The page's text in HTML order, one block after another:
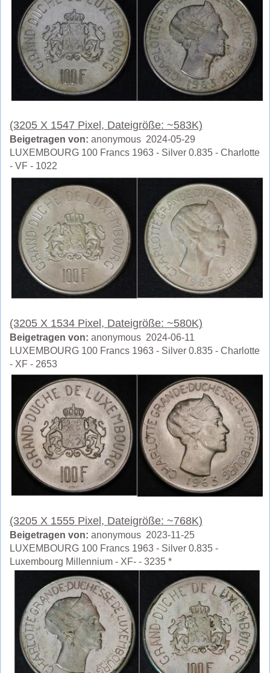
(3205 X 1547 Pixel, Dateigröße: ~583K)
Beigetragen von: anonymous 2024-05-29
LUXEMBOURG 100 Francs 1963 - Silver 0.835 - Charlotte
- VF - 1022
(3205 X 1534 Pixel, Dateigröße: ~580K)
Beigetragen von: anonymous 2024-06-11
LUXEMBOURG 100 Francs 1963 - Silver 0.835 - Charlotte
- XF - 2653
(3205 X 1555 Pixel, Dateigröße: ~768K)
Beigetragen von: anonymous 2023-11-25
LUXEMBOURG 100 Francs 1963 - Silver 0.835 -
Luxembourg Millennium - XF- - 3235 *